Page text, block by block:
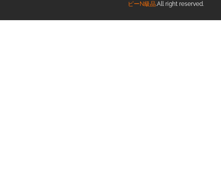
ピーN級品.All right reserved.